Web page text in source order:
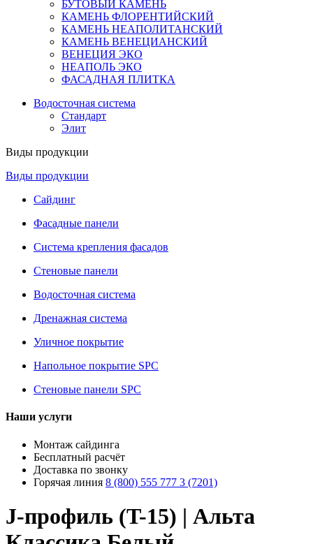
БУТОВЫЙ КАМЕНЬ
КАМЕНЬ ФЛОРЕНТИЙСКИЙ
КАМЕНЬ НЕАПОЛИТАНСКИЙ
КАМЕНЬ ВЕНЕЦИАНСКИЙ
ВЕНЕЦИЯ ЭКО
НЕАПОЛЬ ЭКО
ФАСАДНАЯ ПЛИТКА
Водосточная система
Стандарт
Элит
Виды продукции
Виды продукции
Сайдинг
Фасадные панели
Система крепления фасадов
Стеновые панели
Водосточная система
Дренажная система
Уличное покрытие
Напольное покрытие SPC
Стеновые панели SPC
Наши услуги
Монтаж сайдинга
Бесплатный расчёт
Доставка по звонку
Горячая линия 8 (800) 555 777 3 (7201)
J-профиль (T-15) | Альта